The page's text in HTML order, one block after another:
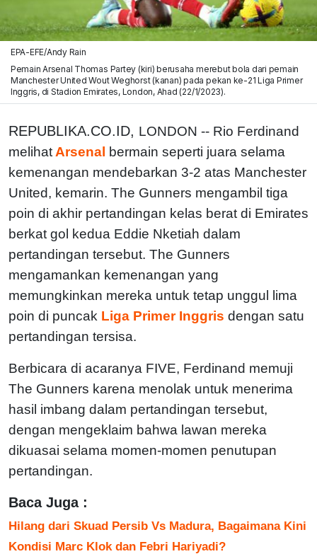
EPA-EFE/Andy Rain
Pemain Arsenal Thomas Partey (kiri) berusaha merebut bola dari pemain
Manchester United Wout Weghorst (kanan) pada pekan ke-21 Liga Primer
Inggris, di Stadion Emirates, London, Ahad (22/1/2023).
REPUBLIKA.CO.ID, LONDON -- Rio Ferdinand
melihat Arsenal bermain seperti juara selama
kemenangan mendebarkan 3-2 atas Manchester
United, kemarin. The Gunners mengambil tiga
poin di akhir pertandingan kelas berat di Emirates
berkat gol kedua Eddie Nketiah dalam
pertandingan tersebut. The Gunners
mengamankan kemenangan yang
memungkinkan mereka untuk tetap unggul lima
poin di puncak Liga Primer Inggris dengan satu
pertandingan tersisa.
Berbicara di acaranya FIVE, Ferdinand memuji
The Gunners karena menolak untuk menerima
hasil imbang dalam pertandingan tersebut,
dengan mengeklaim bahwa lawan mereka
dikuasai selama momen-momen penutupan
pertandingan.
Baca Juga :
Hilang dari Skuad Persib Vs Madura, Bagaimana Kini
Kondisi Marc Klok dan Febri Hariyadi?